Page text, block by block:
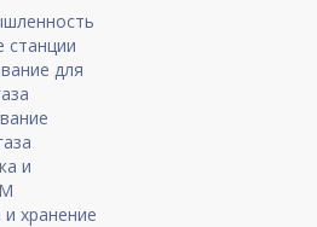
станции
для
и
хранение